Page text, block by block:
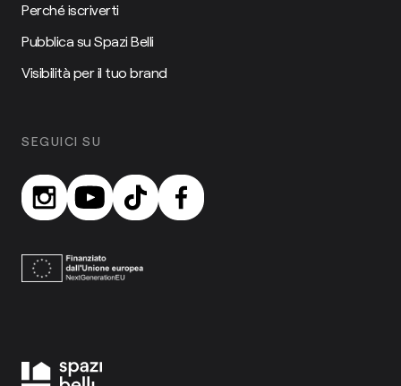
Perché iscriverti
Pubblica su Spazi Belli
Visibilità per il tuo brand
SEGUICI SU